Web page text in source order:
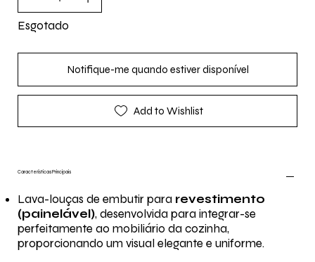
Esgotado
Notifique-me quando estiver disponível
Add to Wishlist
Características Principais
Lava-louças de embutir para revestimento
(painelável), desenvolvida para integrar-se
perfeitamente ao mobiliário da cozinha,
proporcionando um visual elegante e uniforme.